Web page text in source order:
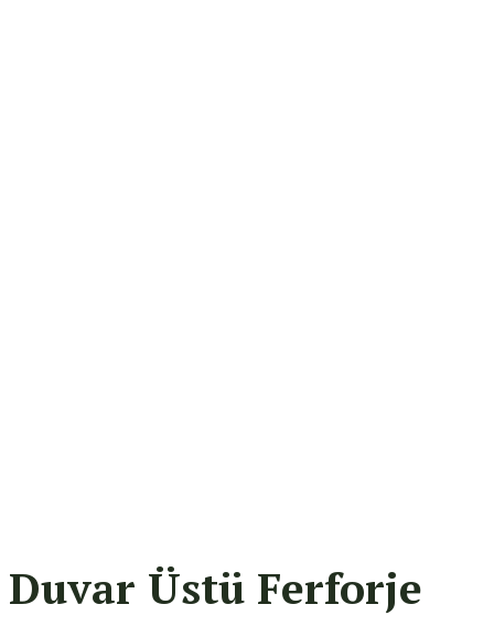
Duvar Üstü Ferforje